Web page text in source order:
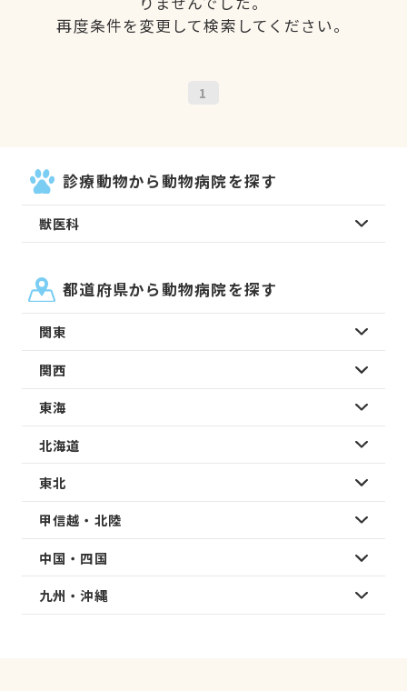
再度条件を変更して検索してください。
1
診療動物から動物病院を探す
獣医科
都道府県から動物病院を探す
関東
関西
東海
北海道
東北
甲信越・北陸
中国・四国
九州・沖縄